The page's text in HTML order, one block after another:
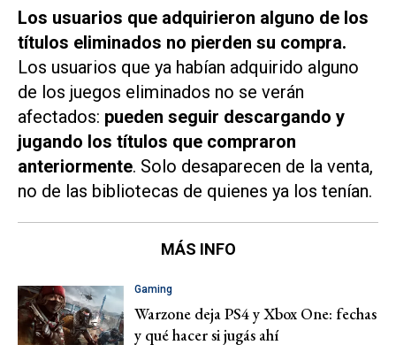
Los usuarios que adquirieron alguno de los
títulos eliminados no pierden su compra.
Los usuarios que ya habían adquirido alguno
de los juegos eliminados no se verán
afectados: pueden seguir descargando y
jugando los títulos que compraron
anteriormente. Solo desaparecen de la venta,
no de las bibliotecas de quienes ya los tenían.
MÁS INFO
Gaming
Warzone deja PS4 y Xbox One: fechas
y qué hacer si jugás ahí